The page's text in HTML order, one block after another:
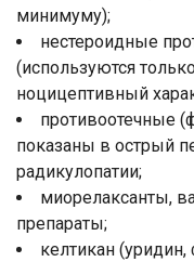
минимуму);
нестероидные
(используются
ноцицептивный
противоотечные
показаны в острый
радикулопатии;
миорелаксанты,
препараты;
келтикан